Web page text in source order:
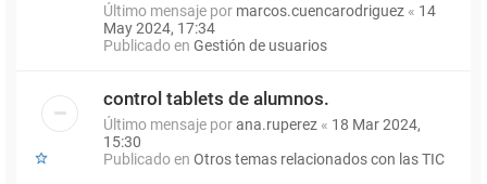
Último mensaje por marcos.cuencarodriguez « 14
May 2024, 17:34
Publicado en Gestión de usuarios
control tablets de alumnos.
Último mensaje porana.ruperez « 18 Mar 2024,
15:30
Publicado en Otros temas relacionados con las TIC